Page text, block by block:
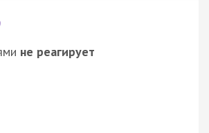
не реагирует